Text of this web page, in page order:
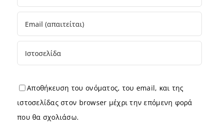
Αποθήκευση του ονόματος, του email, και της
ιστοσελίδας στον browser μέχρι την επόμενη φορά
που θα σχολιάσω.